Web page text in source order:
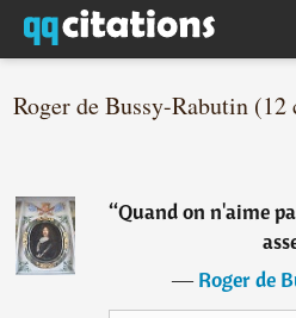
Roger de Bussy-Rabutin
“Quand on n'aime
―Roger de